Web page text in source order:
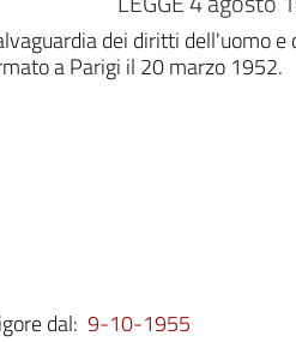
dei diritti
a Parigi il 20 marzo 1952.
dal: 9-10-1955